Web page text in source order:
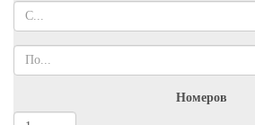
Номеров